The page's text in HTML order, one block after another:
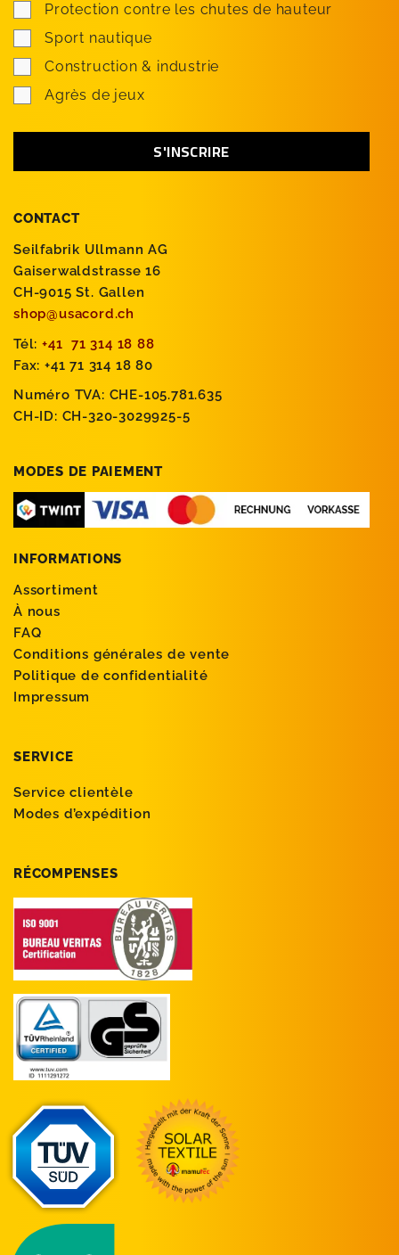
CONTACT
Seilfabrik Ullmann AG
Gaiserwaldstrasse 16
CH-9015 St. Gallen
shop@usacord.ch
Tél: +41 71 314 18 88
Fax: +41 71 314 18 80
Numéro TVA: CHE-105.781.635
CH-ID: CH-320-3029925-5
MODES DE PAIEMENT
INFORMATIONS
Assortiment
À nous
FAQ
Conditions générales de vente
Politique de confidentialité
Impressum
SERVICE
Service clientèle
Modes d’expédition
RÉCOMPENSES
Protection contre les chutes de hauteur
Sport nautique
Construction & industrie
Agrès de jeux